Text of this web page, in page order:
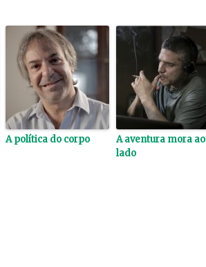
A política do corpo
A aventura mora ao
lado